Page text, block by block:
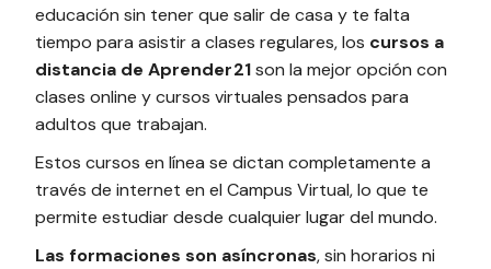
educación sin tener que salir de casa y te falta
tiempo para asistir a clases regulares, los cursos a
distancia de Aprender21son la mejor opción con
clases online y cursos virtuales pensados para
adultos que trabajan.
Estos cursos en línea se dictan completamente a
través de internet en el Campus Virtual, lo que te
permite estudiar desde cualquier lugar del mundo.
Las formaciones son asíncronas, sin horarios ni